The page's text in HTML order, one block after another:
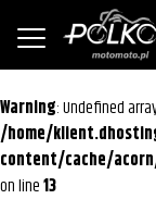
Warning : Undefined
/home/
content/cache/
on line13